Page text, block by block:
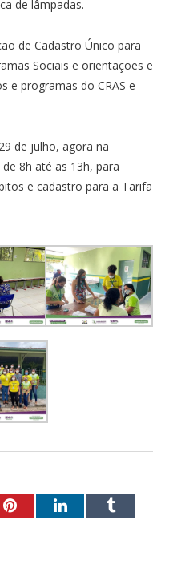
de lâmpadas.
de Cadastro Único para
Sociais e orientações e
e programas do CRAS e
de julho, agora na
8h até as 13h, para
e cadastro para a Tarifa
PinterestLinkedInTumblr